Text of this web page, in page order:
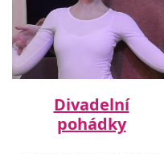
Divadelní
pohádky